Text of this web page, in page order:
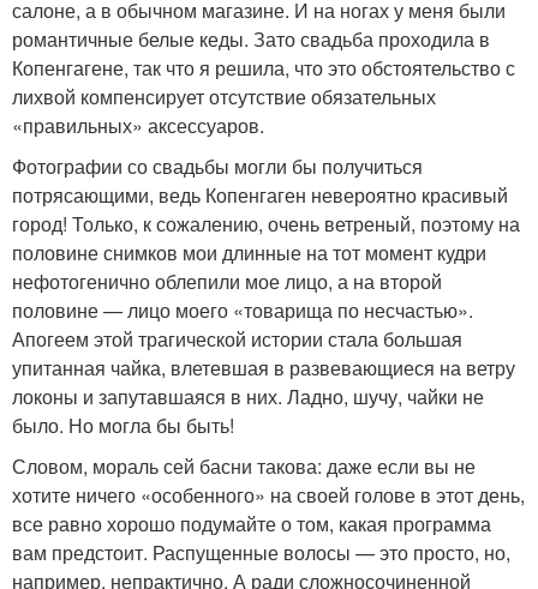
салоне, а в обычном магазине. И на ногах у меня были
романтичные белые кеды. Зато свадьба проходила в
Копенгагене, так что я решила, что это обстоятельство с
лихвой компенсирует отсутствие обязательных
«правильных» аксессуаров.
Фотографии со свадьбы могли бы получиться
потрясающими, ведь Копенгаген невероятно красивый
город! Только, к сожалению, очень ветреный, поэтому на
половине снимков мои длинные на тот момент кудри
нефотогенично облепили мое лицо, а на второй
половине — лицо моего «товарища по несчастью».
Апогеем этой трагической истории стала большая
упитанная чайка, влетевшая в развевающиеся на ветру
локоны и запутавшаяся в них. Ладно, шучу, чайки не
было. Но могла бы быть!
Словом, мораль сей басни такова: даже если вы не
хотите ничего «особенного» на своей голове в этот день,
все равно хорошо подумайте о том, какая программа
вам предстоит. Распущенные волосы — это просто, но,
например, непрактично. А ради сложносочиненной